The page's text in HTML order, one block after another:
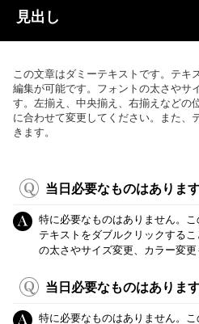
見出し
この文章はダミーテキストです。テキ
編集が可能です。フォントの太さやサ
す。左揃え、中央揃え、右揃えなどの
に合わせて変更してください。また、
きます。
当日必要なものはありま
特に必要なものはありません。こ
テキストをダブルクリックする
の太さやサイズ変更、カラー変更
当日必要なものはありま
特に必要なものはありません。こ